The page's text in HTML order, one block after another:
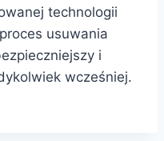
technologii
usuwania
i
wcześniej.